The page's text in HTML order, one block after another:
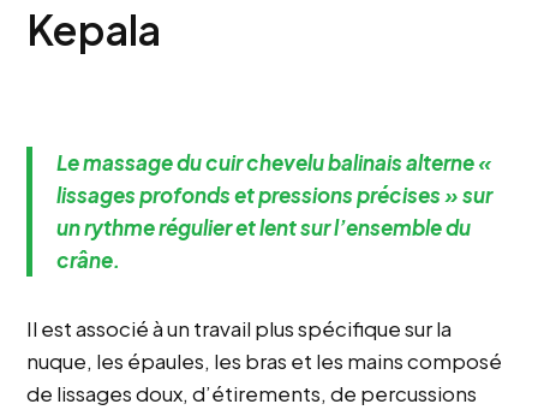
Kepala
Le massage du cuir chevelu balinais alterne «
lissages profonds et pressions précises » sur
un rythme régulier et lent sur l’ensemble du
crâne.
Il est associé à un travail plus spécifique sur la
nuque, les épaules, les bras et les mains composé
de lissages doux, d’étirements, de percussions